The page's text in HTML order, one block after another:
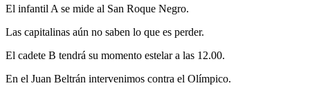
El infantil A se mide al San Roque Negro.
Las capitalinas aún no saben lo que es perder.
El cadete B tendrá su momento estelar a las 12.00.
En el Juan Beltrán intervenimos contra el Olímpico.